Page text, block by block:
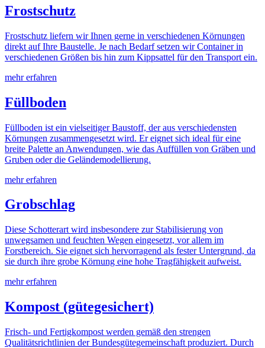
Frostschutz
Frostschutz liefern wir Ihnen gerne in verschiedenen Körnungen
direkt auf Ihre Baustelle. Je nach Bedarf setzen wir Container in
verschiedenen Größen bis hin zum Kippsattel für den Transport ein.
mehr erfahren
Füllboden
Füllboden ist ein vielseitiger Baustoff, der aus verschiedensten
Körnungen zusammengesetzt wird. Er eignet sich ideal für eine
breite Palette an Anwendungen, wie das Auffüllen von Gräben und
Gruben oder die Geländemodellierung.
mehr erfahren
Grobschlag
Diese Schotterart wird insbesondere zur Stabilisierung von
unwegsamen und feuchten Wegen eingesetzt, vor allem im
Forstbereich. Sie eignet sich hervorragend als fester Untergrund, da
sie durch ihre grobe Körnung eine hohe Tragfähigkeit aufweist.
mehr erfahren
Kompost (gütegesichert)
Frisch- und Fertigkompost werden gemäß den strengen
Qualitätsrichtlinien der Bundesgütegemeinschaft produziert. Durch